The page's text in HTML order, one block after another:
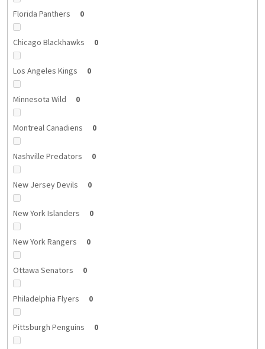
Florida Panthers 0
Chicago Blackhawks 0
Los Angeles Kings 0
Minnesota Wild 0
Montreal Canadiens 0
Nashville Predators 0
New Jersey Devils 0
New York Islanders 0
New York Rangers 0
Ottawa Senators 0
Philadelphia Flyers 0
Pittsburgh Penguins 0